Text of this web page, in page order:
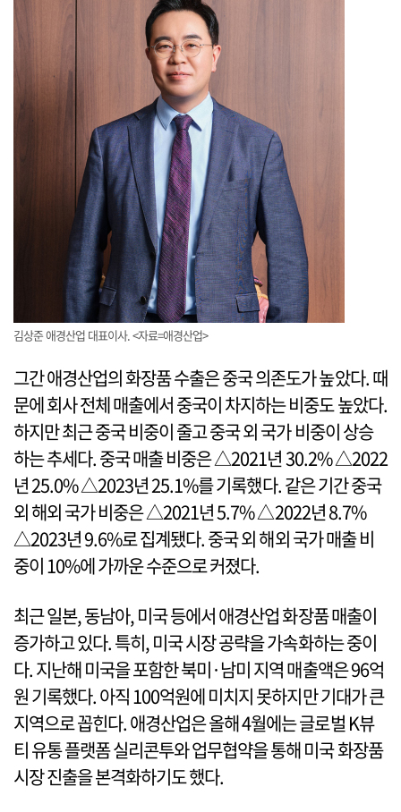
김상준 애경산업 대표이사. <자료=애경산업>
그간 애경산업의 화장품 수출은 중국 의존도가 높았다. 때
문에 회사 전체 매출에서 중국이 차지하는 비중도 높았다.
하지만 최근 중국 비중이 줄고 중국 외 국가 비중이 상승
하는 추세다. 중국 매출 비중은 △2021년 30.2% △2022
년 25.0% △2023년 25.1%를 기록했다. 같은 기간 중국
외 해외 국가 비중은 △2021년 5.7% △2022년 8.7%
△2023년 9.6%로 집계됐다. 중국 외 해외 국가 매출 비
중이 10%에 가까운 수준으로 커졌다.
최근 일본, 동남아, 미국 등에서 애경산업 화장품 매출이
증가하고 있다. 특히, 미국 시장 공략을 가속화하는 중이
다. 지난해 미국을 포함한 북미·남미 지역 매출액은 96억
원 기록했다. 아직 100억원에 미치지 못하지만 기대가 큰
지역으로 꼽힌다. 애경산업은 올해 4월에는 글로벌 K뷰
티 유통 플랫폼 실리콘투와 업무협약을 통해 미국 화장품
시장 진출을 본격화하기도 했다.